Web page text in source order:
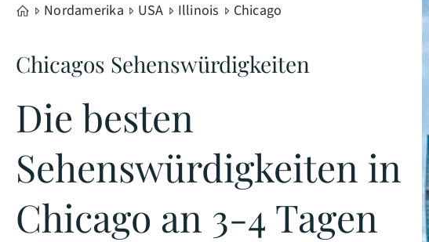
Nordamerika USA Illinois Chicago
Chicagos Sehenswürdigkeiten
Die besten
Sehenswürdigkeiten in
Chicago an 3-4 Tagen